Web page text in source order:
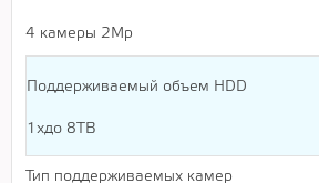
4 камеры 2Мр
Поддерживаемый объем HDD
1хдо 8TB
Тип поддерживаемых камер